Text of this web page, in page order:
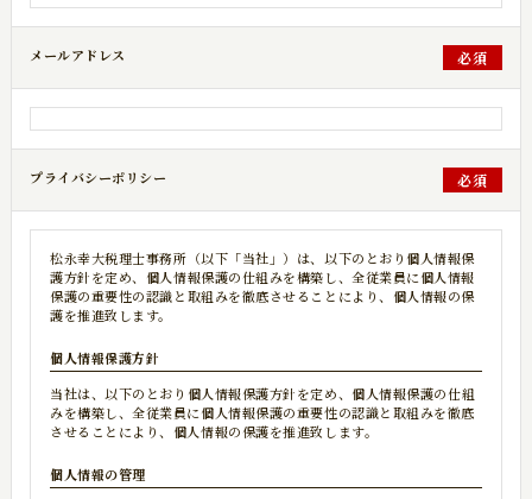
メールアドレス 必須
プライバシーポリシー 必須
松永幸大税理士事務所（以下「当社」）は、以下のとおり個人情報保
護方針を定め、個人情報保護の仕組みを構築し、​​​​​​​全従業員に個人情報
保護の重要性の認識と取組みを徹底させることにより、個人情報の保
護を推進致します。
個人情報保護方針
当社は、以下のとおり個人情報保護方針を定め、個人情報保護の仕組
みを構築し、全従業員に個人情報保護の重要性の認識と取組みを徹底
させることにより、個人情報の保護を推進致します。
個人情報の管理